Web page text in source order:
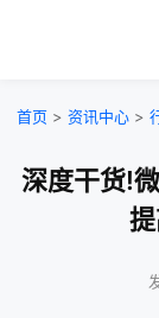
首页 > 资讯中心 >
深度干货!